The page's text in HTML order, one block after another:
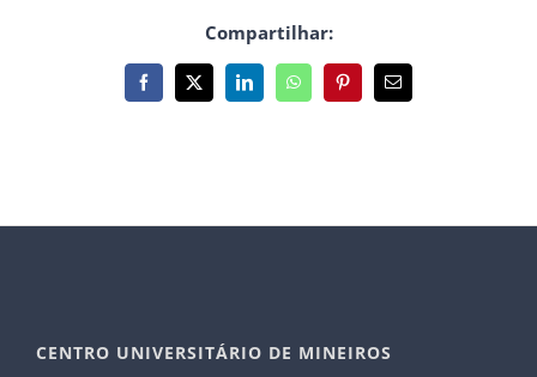
Compartilhar:
Facebook
X LinkedInWhatsAppPinterest
E-
mail
CENTRO UNIVERSITÁRIO DE MINEIROS